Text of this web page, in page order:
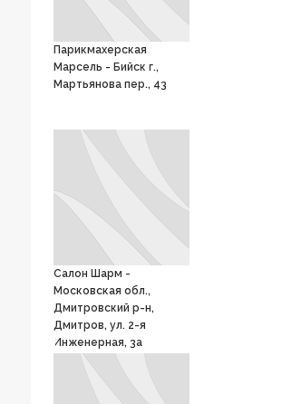
Парикмахерская
Марсель - Бийск г.,
Мартьянова пер., 43
Салон Шарм -
Московская обл.,
Дмитровский р-н,
Дмитров, ул. 2-я
Инженерная, 3а